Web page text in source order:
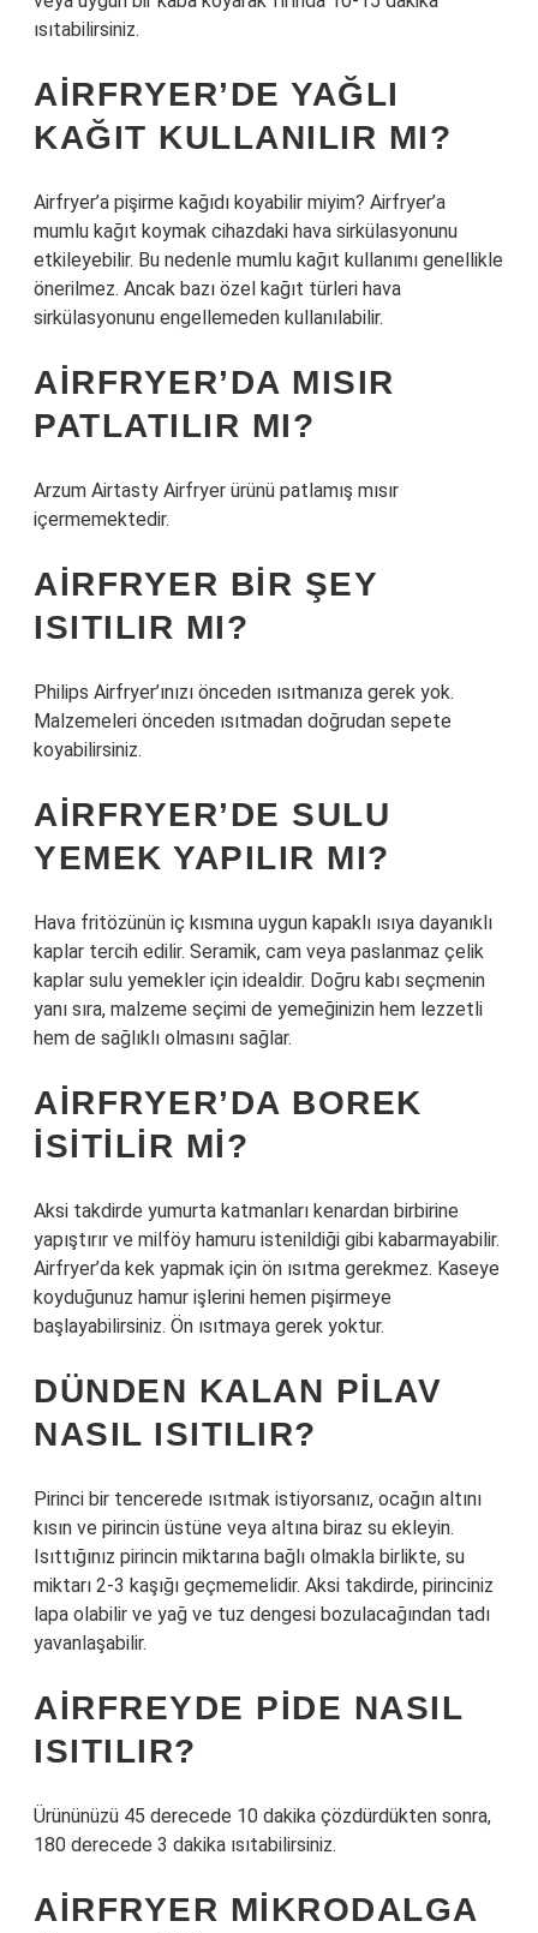
ısıtabilirsiniz.
AIRFRYER’DE YAĞLI
KAĞIT KULLANILIR MI?
Airfryer’a pişirme kağıdı koyabilir miyim? Airfryer’a
mumlu kağıt koymak cihazdaki hava sirkülasyonunu
etkileyebilir. Bu nedenle mumlu kağıt kullanımı genellikle
önerilmez. Ancak bazı özel kağıt türleri hava
sirkülasyonunu engellemeden kullanılabilir.
AIRFRYER’DA MISIR
PATLATILIR MI?
Arzum Airtasty Airfryer ürünü patlamış mısır
içermemektedir.
AIRFRYER BIR ŞEY
ISITILIR MI?
Philips Airfryer’ınızı önceden ısıtmanıza gerek yok.
Malzemeleri önceden ısıtmadan doğrudan sepete
koyabilirsiniz.
AIRFRYER’DE SULU
YEMEK YAPILIR MI?
Hava fritözünün iç kısmına uygun kapaklı ısıya dayanıklı
kaplar tercih edilir. Seramik, cam veya paslanmaz çelik
kaplar sulu yemekler için idealdir. Doğru kabı seçmenin
yanı sıra, malzeme seçimi de yemeğinizin hem lezzetli
hem de sağlıklı olmasını sağlar.
AIRFRYER’DA BOREK
ISITILIR MI?
Aksi takdirde yumurta katmanları kenardan birbirine
yapıştırır ve milföy hamuru istenildiği gibi kabarmayabilir.
Airfryer’da kek yapmak için ön ısıtma gerekmez. Kaseye
koyduğunuz hamur işlerini hemen pişirmeye
başlayabilirsiniz. Ön ısıtmaya gerek yoktur.
DÜNDEN KALAN PILAV
NASIL ISITILIR?
Pirinci bir tencerede ısıtmak istiyorsanız, ocağın altını
kısın ve pirincin üstüne veya altına biraz su ekleyin.
Isıttığınız pirincin miktarına bağlı olmakla birlikte, su
miktarı 2-3 kaşığı geçmemelidir. Aksi takdirde, pirinciniz
lapa olabilir ve yağ ve tuz dengesi bozulacağından tadı
yavanlaşabilir.
AIRFREYDE PIDE NASIL
ISITILIR?
Ürününüzü 45 derecede 10 dakika çözdürdükten sonra,
180 derecede 3 dakika ısıtabilirsiniz.
AIRFRYER MIKRODALGA